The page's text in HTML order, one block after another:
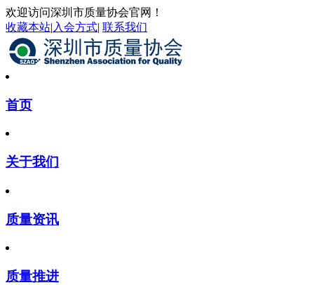
欢迎访问深圳市质量协会官网！
收藏本站| 入会方式| 联系我们
首页
关于我们
质量资讯
质量推进